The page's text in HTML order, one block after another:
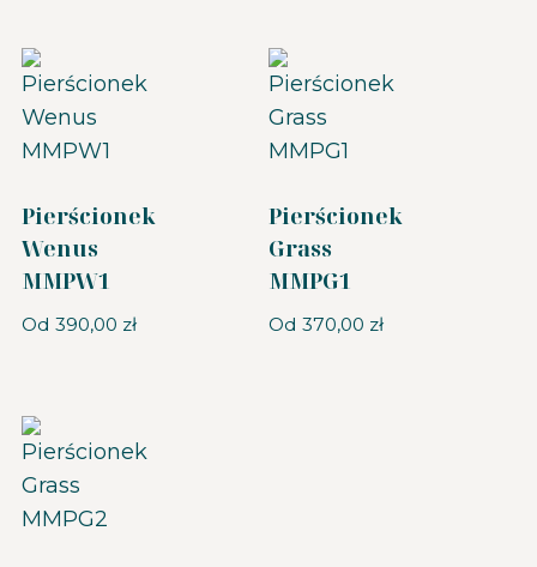
Pierścionek
Wenus
MMPW1
Od 390,00 zł
Pierścionek
Grass
MMPG1
Od 370,00 zł